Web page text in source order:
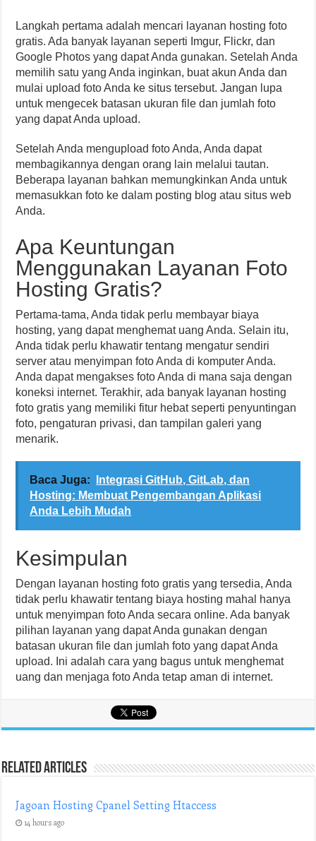
Langkah pertama adalah mencari layanan hosting foto
gratis. Ada banyak layanan seperti Imgur, Flickr, dan
Google Photos yang dapat Anda gunakan. Setelah Anda
memilih satu yang Anda inginkan, buat akun Anda dan
mulai upload foto Anda ke situs tersebut. Jangan lupa
untuk mengecek batasan ukuran file dan jumlah foto
yang dapat Anda upload.
Setelah Anda mengupload foto Anda, Anda dapat
membagikannya dengan orang lain melalui tautan.
Beberapa layanan bahkan memungkinkan Anda untuk
memasukkan foto ke dalam posting blog atau situs web
Anda.
Apa Keuntungan
Menggunakan Layanan Foto
Hosting Gratis?
Pertama-tama, Anda tidak perlu membayar biaya
hosting, yang dapat menghemat uang Anda. Selain itu,
Anda tidak perlu khawatir tentang mengatur sendiri
server atau menyimpan foto Anda di komputer Anda.
Anda dapat mengakses foto Anda di mana saja dengan
koneksi internet. Terakhir, ada banyak layanan hosting
foto gratis yang memiliki fitur hebat seperti penyuntingan
foto, pengaturan privasi, dan tampilan galeri yang
menarik.
Baca Juga:
Integrasi GitHub, GitLab, dan
Hosting: Membuat Pengembangan Aplikasi
Anda Lebih Mudah
Kesimpulan
Dengan layanan hosting foto gratis yang tersedia, Anda
tidak perlu khawatir tentang biaya hosting mahal hanya
untuk menyimpan foto Anda secara online. Ada banyak
pilihan layanan yang dapat Anda gunakan dengan
batasan ukuran file dan jumlah foto yang dapat Anda
upload. Ini adalah cara yang bagus untuk menghemat
uang dan menjaga foto Anda tetap aman di internet.
Related Articles
Jagoan Hosting Cpanel Setting Htaccess
14 hours ago